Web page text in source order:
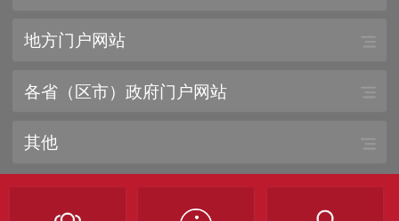
地方门户网站
各省（区市）政府门户网站
其他